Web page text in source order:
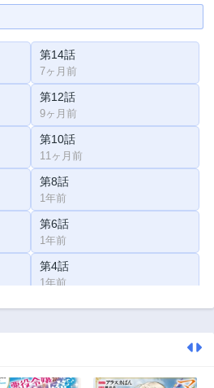
第14話
7ヶ月前
第12話
9ヶ月前
第10話
11ヶ月前
第8話
1年前
第6話
1年前
第4話
1年前
第2話